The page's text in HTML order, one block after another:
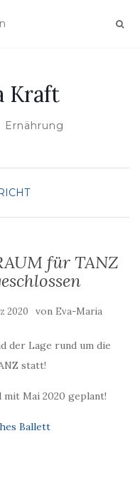
Kraft
für TANZ
2020 von Eva-Maria
der Lage rund um die
statt!
Mai 2020 geplant!
Ballett